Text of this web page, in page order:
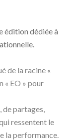
édition dédiée à
de la racine «
« EO » pour
partages,
ressentent le
la performance.